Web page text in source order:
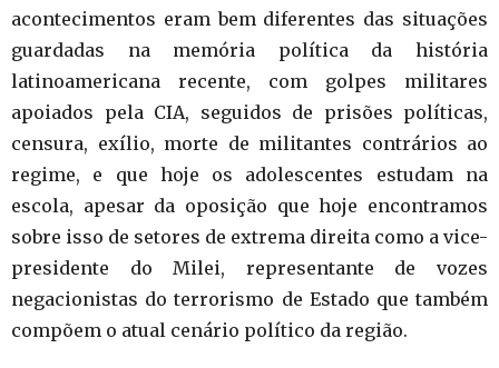
acontecimentos eram bem diferentes das situações
guardadas na memória política da história
latinoamericana recente, com golpes militares
apoiados pela CIA, seguidos de prisões políticas,
censura, exílio, morte de militantes contrários ao
regime, e que hoje os adolescentes estudam na
escola, apesar da oposição que hoje encontramos
sobre isso de setores de extrema direita como a vice-
presidente do Milei, representante de vozes
negacionistas do terrorismo de Estado que também
compõem o atual cenário político da região.